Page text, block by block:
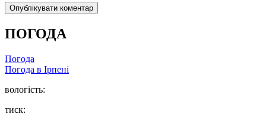
ПОГОДА
Погода
Погода в Ірпені
вологість:
тиск: